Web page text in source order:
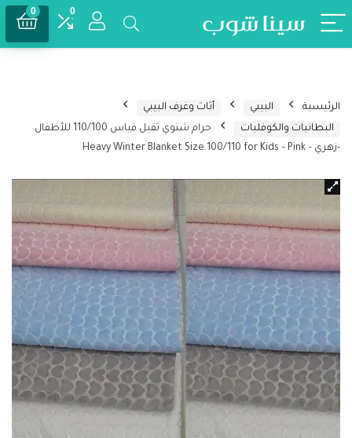
0
0
الرئيسية البيبي
أثاث وغرف البيبي
البطانيات والكوفليات
حرام شتوي ثقيل قياس 110/100 للأطفال
-زهري – Heavy Winter Blanket Size.100/110 for Kids – Pink